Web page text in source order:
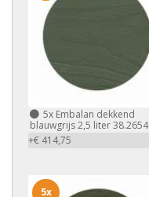
5x Embalan dekkend
blauwgrijs 2,5 liter 38.2654
+€ 414,75
5x